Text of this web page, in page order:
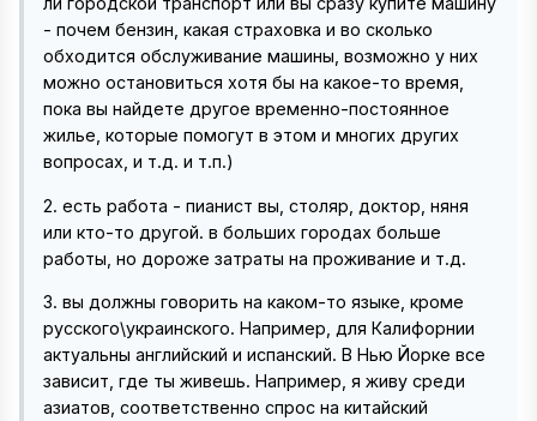
- почем бензин, какая страховка и во сколько
обходится обслуживание машины, возможно у них
можно остановиться хотя бы на какое-то время,
пока вы найдете другое временно-постоянное
жилье, которые помогут в этом и многих других
вопросах, и т.д. и т.п.)
2. есть работа - пианист вы, столяр, доктор, няня
или кто-то другой. в больших городах больше
работы, но дороже затраты на проживание и т.д.
3. вы должны говорить на каком-то языке, кроме
русского\украинского. Например, для Калифорнии
актуальны английский и испанский. В Нью Йорке все
зависит, где ты живешь. Например, я живу среди
азиатов, соответственно спрос на китайский